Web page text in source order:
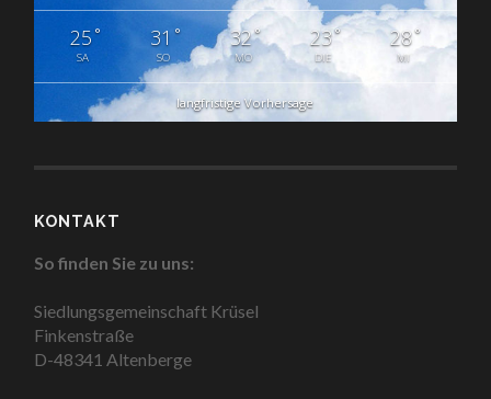
25°
SA
31 °
SO
32°
MO
23°
DIE
28°
MI
langfristige Vorhersage
KONTAKT
So finden Sie zu uns:
Siedlungsgemeinschaft Krüsel
Finkenstraße
D-48341 Altenberge